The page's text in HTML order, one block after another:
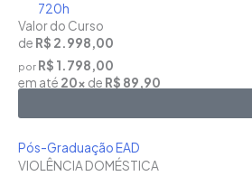
720h
Valor do Curso
de R$ 2.998,00
por R$ 1.798,00
em até 20x de R$ 89,90
Pós-Graduação EAD
VIOLÊNCIA DOMÉSTICA